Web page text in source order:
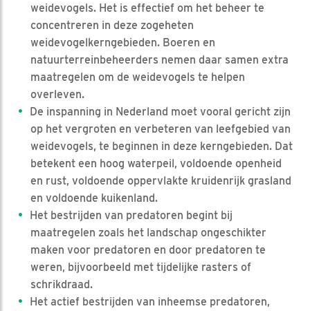
weidevogels. Het is effectief om het beheer te
concentreren in deze zogeheten
weidevogelkerngebieden. Boeren en
natuurterreinbeheerders nemen daar samen extra
maatregelen om de weidevogels te helpen
overleven.
De inspanning in Nederland moet vooral gericht zijn
op het vergroten en verbeteren van leefgebied van
weidevogels, te beginnen in deze kerngebieden. Dat
betekent een hoog waterpeil, voldoende openheid
en rust, voldoende oppervlakte kruidenrijk grasland
en voldoende kuikenland.
Het bestrijden van predatoren begint bij
maatregelen zoals het landschap ongeschikter
maken voor predatoren en door predatoren te
weren, bijvoorbeeld met tijdelijke rasters of
schrikdraad.
Het actief bestrijden van inheemse predatoren,